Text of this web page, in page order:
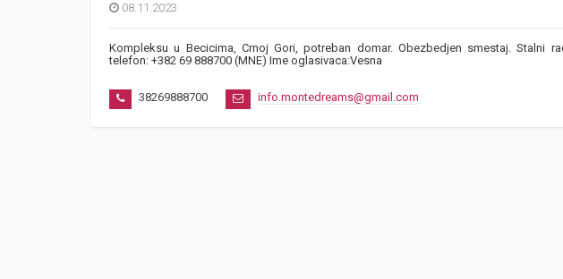
08.11.2023
Kompleksu u Becicima, Crnoj Gori, potreban domar. Obezbedjen smestaj. Stalni
telefon: +382 69 888700 (MNE) Ime oglasivaca:Vesna
38269888700 info.montedreams@gmail.com